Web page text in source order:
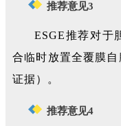
推荐意见3
ESGE推荐对于
合临时放置全覆膜
证据）。
推荐意见4